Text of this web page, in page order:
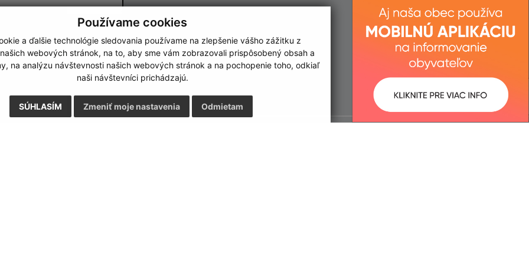
Používame cookies
a ďalšie technológie sledovania používame na zlepšenie vášho zážitku z
webových stránok, na to, aby sme vám zobrazovali prispôsobený obsah a
na analýzu návštevnosti našich webových stránok a na pochopenie toho, odkiaľ
naši návštevníci prichádzajú.
SÚHLASÍM Odmietam
Zmeniť moje nastavenia
Google reCaptcha Response
Odoslať správu